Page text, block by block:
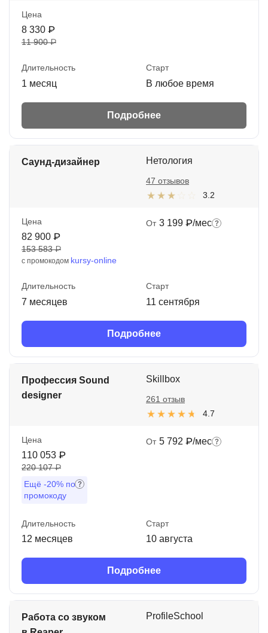
Цена
8 330 ₽
11 900 ₽
Длительность
1 месяц
Старт
В любое время
Подробнее
Саунд-дизайнер Нетология
3.2
47 отзывов
Цена
82 900 ₽
153 583 ₽
с промокодом kursy-online
От 3 199 ₽/мес
Длительность
7 месяцев
Старт
11 сентября
Подробнее
Профессия Sound
designer
Skillbox
4.7
261 отзыв
Цена
110 053 ₽
220 107 ₽
Ещё -20% по
промокоду
От 5 792 ₽/мес
Длительность
12 месяцев
Старт
10 августа
Подробнее
Работа со звуком
ProfileSchool